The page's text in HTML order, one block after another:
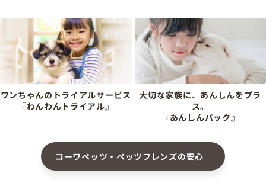
ワンちゃんのトライアルサービス
『わんわんトライアル』
大切な家族に、あんしんをプラ
ス。
『あんしんパック』
コーワペッツ・ペッツフレンズの安心